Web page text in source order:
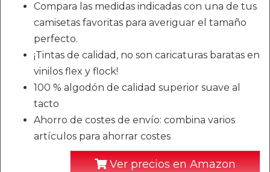
Compara las medidas indicadas con una de tus
camisetas favoritas para averiguar el tamaño
perfecto.
¡Tintas de calidad, no son caricaturas baratas en
vinilos flex y flock!
100 % algodón de calidad superior suave al
tacto
Ahorro de costes de envío: combina varios
artículos para ahorrar costes
Ver precios en Amazon